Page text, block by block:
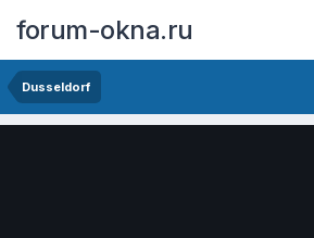
forum-okna.ru
Dusseldorf